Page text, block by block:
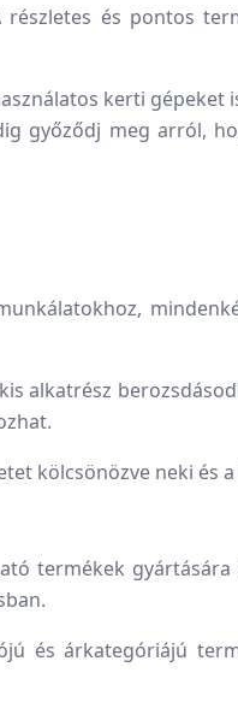
és pontos
kerti gépeket
győződj meg arról,
alkatrész
kölcsönözve neki és
termékek
és árkategóriájú